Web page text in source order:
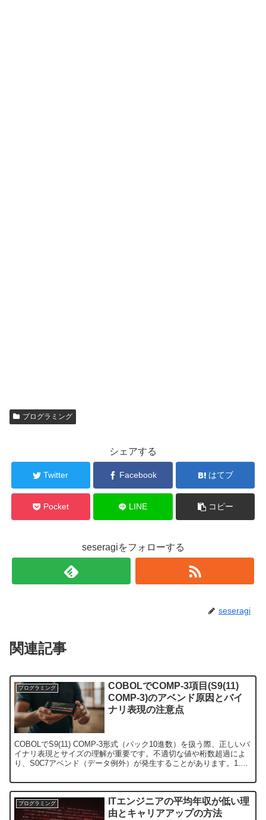
プログラミング
シェアする
Twitter Facebook はてブ
Pocket LINE コピー
seseragiをフォローする
seseragi
関連記事
プログラミング
COBOLでCOMP-3項目(S9(11)
COMP-3)のアベンド原因とバイ
ナリ表現の注意点
COBOLでS9(11) COMP-3形式（パック10進数）を扱う際、正しいバ
イナリ表現とサイズの理解が重要です。不適切な値や桁数超過によ
り、S0C7アベンド（データ例外）が発生することがあります。1.
プログラミング
ITエンジニアの平均年収が低い理
由とキャリアアップの方法